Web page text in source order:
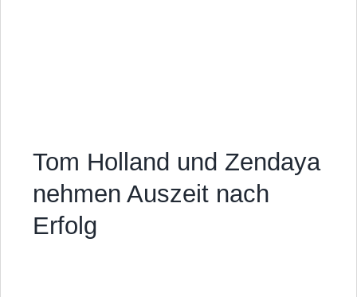
Tom Holland und Zendaya
nehmen Auszeit nach
Erfolg